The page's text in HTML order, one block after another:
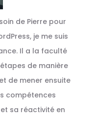
de Pierre pour
je me suis
Il a la faculté
de manière
de mener ensuite
compétences
sa réactivité en